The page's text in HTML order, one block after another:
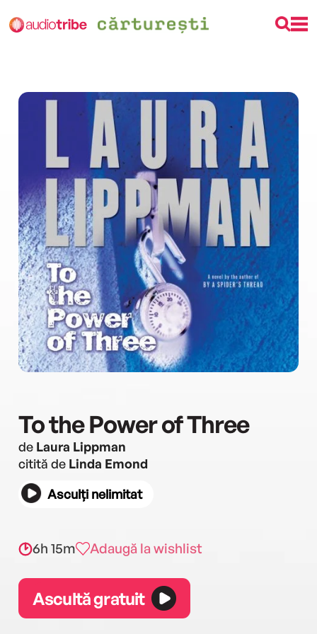
To the Power of Three
de Laura Lippman
citită de Linda Emond
Asculți nelimitat
6h 15m Adaugă la wishlist
Ascultă gratuit